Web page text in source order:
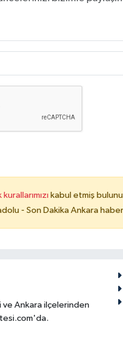
kabul etmiş
- Son Dakika Ankara
ve Ankara ilçelerinden